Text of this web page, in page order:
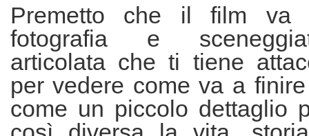
Premetto che il film va
fotografia e
articolata che ti tiene
per vedere come va a
come un piccolo dettaglio